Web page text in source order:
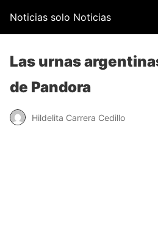
Noticias solo Noticias
Las urnas
de Pandora
Hildelita Carrera Cedillo